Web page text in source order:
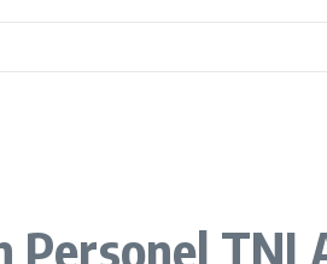
TNI